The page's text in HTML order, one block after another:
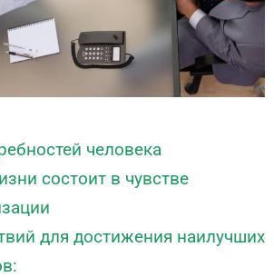
человека
состоит в чувстве
для достижения наилучших